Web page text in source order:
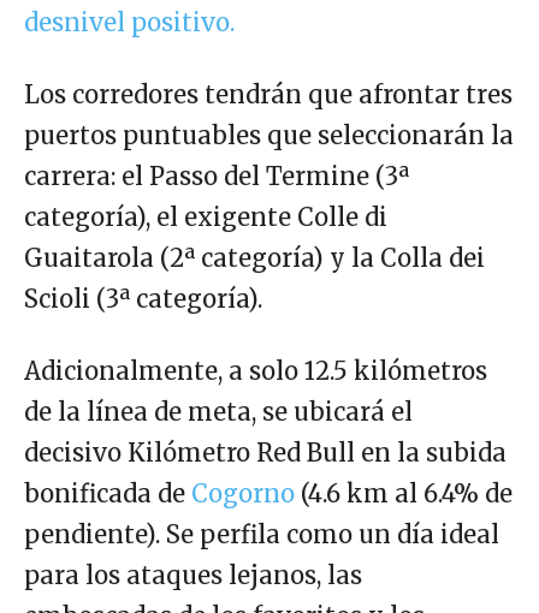
desnivel positivo.
Los corredores tendrán que afrontar tres
puertos puntuables que seleccionarán la
carrera: el Passo del Termine (3ª
categoría), el exigente Colle di
Guaitarola (2ª categoría) y la Colla dei
Scioli (3ª categoría).
Adicionalmente, a solo 12.5 kilómetros
de la línea de meta, se ubicará el
decisivo Kilómetro Red Bull en la subida
bonificada de Cogorno (4.6 km al 6.4% de
pendiente). Se perfila como un día ideal
para los ataques lejanos, las